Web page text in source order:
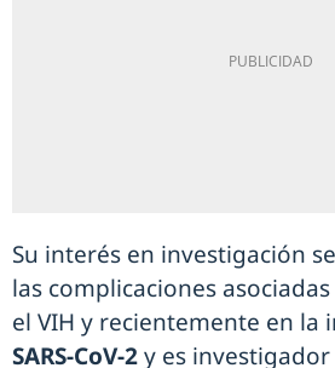
Su interés en investigación
las complicaciones
el VIH y recientemente en la
SARS-CoV-2y es